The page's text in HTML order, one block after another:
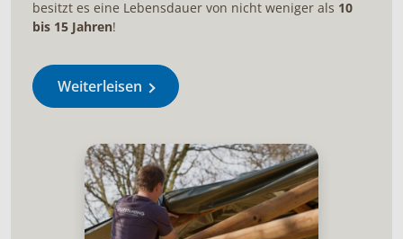
besitzt es eine Lebensdauer von nicht weniger als 10
bis 15 Jahren!
Weiterleisen